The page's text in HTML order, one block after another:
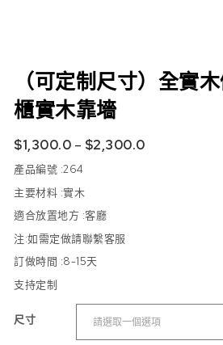
（可定制尺寸）全實
櫃實木靠墻
$1,300.0 – $2,300.0
產品編號 :264
主要材料 :實木
適合放置地方 :客廳
注:如需定做請聯繫客服
訂做時間 :8-15天
支持定制
尺寸